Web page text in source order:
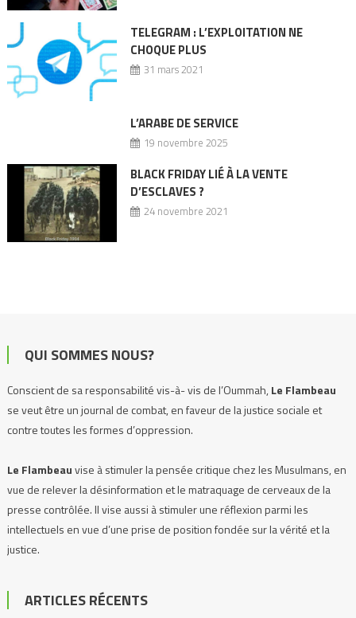
TELEGRAM : L’EXPLOITATION NE
CHOQUE PLUS
31 mars 2021
L’ARABE DE SERVICE
19 novembre 2025
BLACK FRIDAY LIÉ À LA VENTE
D’ESCLAVES ?
24 novembre 2021
QUI SOMMES NOUS?
Conscient de sa responsabilité vis-à- vis de l’Oummah,Le Flambeau
se veut être un journal de combat, en faveur de la justice sociale et
contre toutes les formes d’oppression.
Le Flambeauvise à stimuler la pensée critique chez les Musulmans, en
vue de relever la désinformation et le matraquage de cerveaux de la
presse contrôlée. Il vise aussi à stimuler une réflexion parmi les
intellectuels en vue d’une prise de position fondée sur la vérité et la
justice.
Le Flambeau
se propose d’exposer, de dénoncer toutes les injustices,
et prendre la défense de tous les peuples opprimés, où qu’ils soient.
ARTICLES RÉCENTS